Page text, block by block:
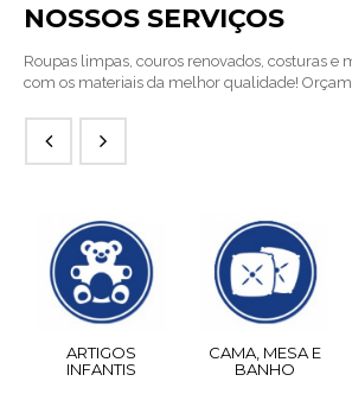
NOSSOS SERVIÇOS
Roupas limpas, couros renovados, costuras e
com os materiais da melhor qualidade!
ARTIGOS
INFANTIS
CAMA, MESA E
BANHO